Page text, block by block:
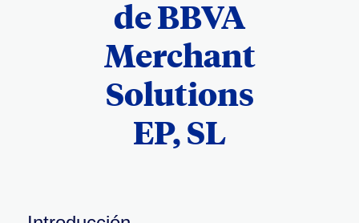
de BBVA
Merchant
Solutions
EP, SL